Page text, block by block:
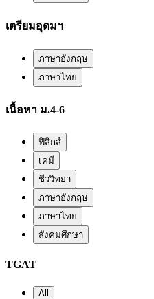
เตรียมอุดมฯ
ภาษาอังกฤษ
ภาษาไทย
เนื้อหา ม.4-6
ฟิสิกส์
เคมี
ชีววิทยา
ภาษาอังกฤษ
ภาษาไทย
สังคมศึกษา
TGAT
All